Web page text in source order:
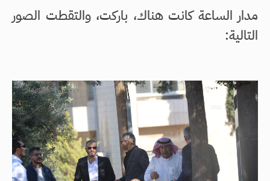
مدار الساعة كانت هناك، باركت، والتقطت الصور
التالية: